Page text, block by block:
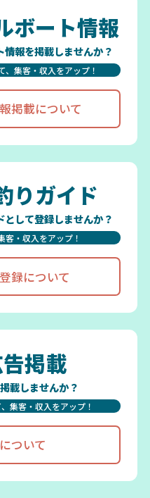
ボート情報
情報を掲載しませんか？
、集客・収入をアップ！
掲載について
りガイド
として登録しませんか？
客・収入をアップ！
録について
掲載
載しませんか？
集客・収入をアップ！
ついて